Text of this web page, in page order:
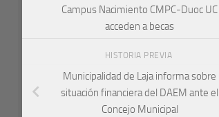
Campus Nacimiento CMPC-Duoc UC
acceden a becas
HISTORIA PREVIA
Municipalidad de Laja informa sobre
situación financiera del DAEM ante el
Concejo Municipal